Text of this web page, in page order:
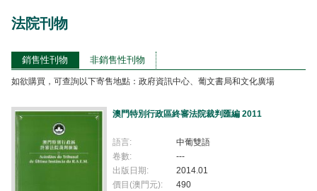
案件分發及排期
司法變賣
統計資料
財產申報查閱
法院電子平台
法院刊物
銷售性刊物 非銷售性刊物
如欲購買，可查詢以下寄售地點：政府資訊中心、葡文書局和文化廣場
澳門特別行政區終審法院裁判匯編 2011
語言:
中葡雙語
卷數:
---
出版日期:
2014.01
價目(澳門元):
490